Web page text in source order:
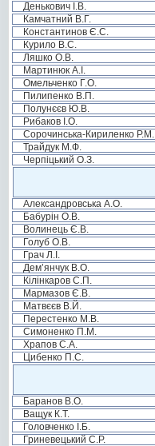
Денькович І.В.
Камчатний В.Г.
Константинов Є.С.
Курило В.С.
Ляшко О.В.
Мартинюк А.І.
Омельченко Г.О.
Пилипенко В.П.
Полунєєв Ю.В.
Рибаков І.О.
Сорочинська-Кириленко Р.М.
Трайдук М.Ф.
Черпіцький О.З.
Александровська А.О.
Бабурін О.В.
Волинець Є.В.
Голуб О.В.
Грач Л.І.
Дем’янчук В.О.
Кілінкаров С.П.
Мармазов Є.В.
Матвєєв В.Й.
Перестенко М.В.
Симоненко П.М.
Храпов С.А.
Цибенко П.С.
Баранов В.О.
Ващук К.Т.
Головченко І.Б.
Гриневецький С.Р.